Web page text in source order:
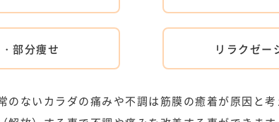
部分痩せ リラクゼー
のないカラダの痛みや不調は筋膜の癒着が原因と考